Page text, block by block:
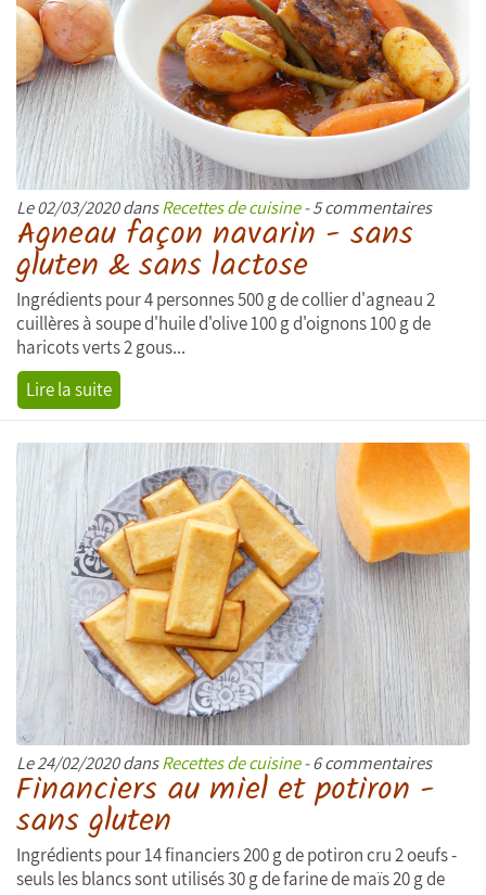
Le 02/03/2020 dansRecettes de cuisine- 5 commentaires
Agneau façon navarin - sans
gluten & sans lactose
Ingrédients pour 4 personnes 500 g de collier d'agneau 2
cuillères à soupe d'huile d'olive 100 g d'oignons 100 g de
haricots verts 2 gous...
Lire la suite
Le 24/02/2020 dansRecettes de cuisine- 6 commentaires
Financiers au miel et potiron -
sans gluten
Ingrédients pour 14 financiers 200 g de potiron cru 2 oeufs -
seuls les blancs sont utilisés 30 g de farine de maïs 20 g de